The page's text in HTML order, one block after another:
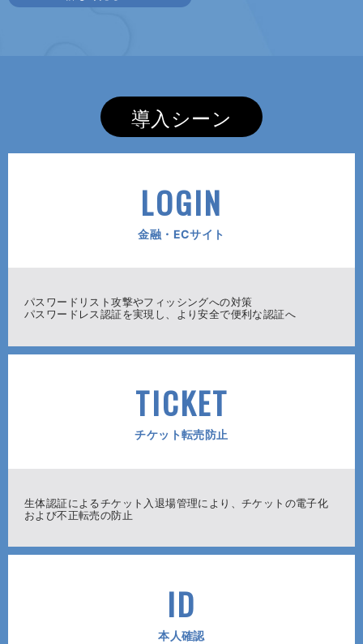
導入シーン
LOGIN
金融・ECサイト
パスワードリスト攻撃やフィッシングへの対策
パスワードレス認証を実現し、より安全で便利な認証へ
TICKET
チケット転売防止
生体認証によるチケット入退場管理により、チケットの電子化
および不正転売の防止
ID
本人確認